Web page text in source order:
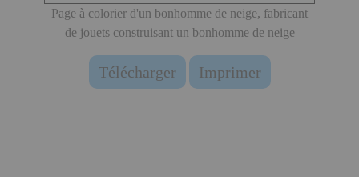
Page à colorier d'un bonhomme de neige, fabricant
de jouets construisant un bonhomme de neige
Télécharger Imprimer